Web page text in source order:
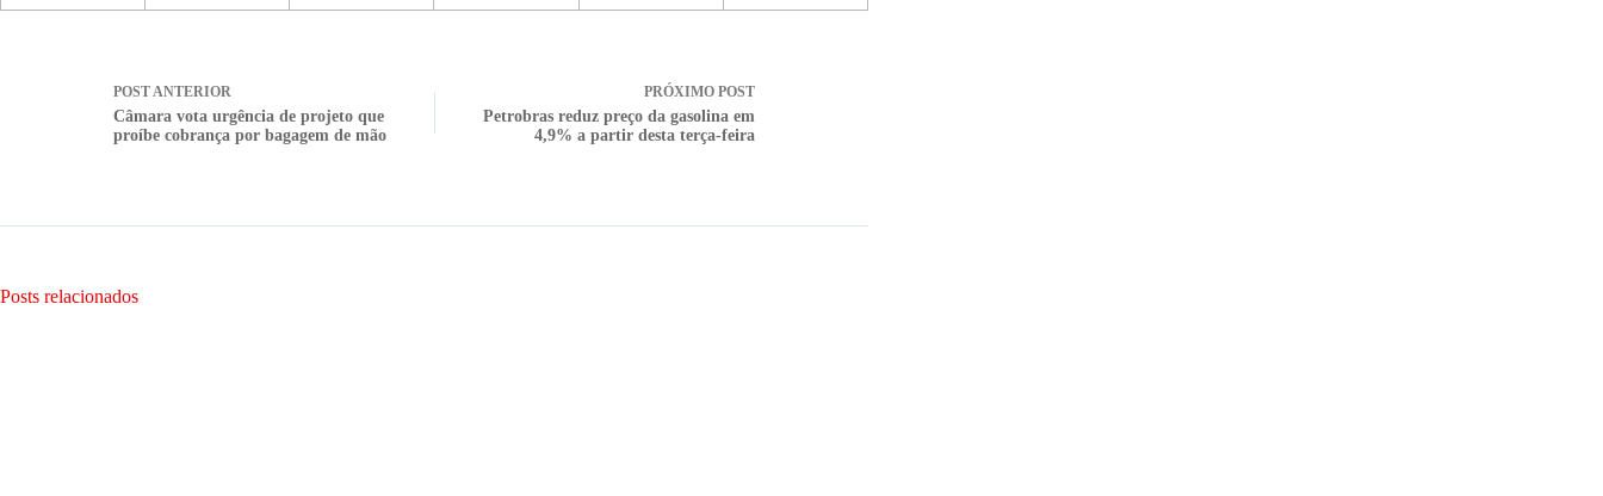
POSTANTERIOR
Câmara vota urgência de projeto que
proíbe cobrança por bagagem de mão
PRÓXIMO POST
Petrobras reduz preço da gasolina em
4,9% a partir desta terça-feira
Posts relacionados